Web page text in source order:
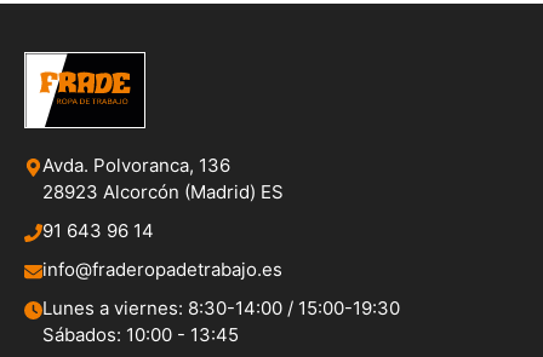
Avda. Polvoranca, 136
28923 Alcorcón (Madrid) ES
91 643 96 14
info@fraderopadetrabajo.es
Lunes a viernes: 8:30-14:00 / 15:00-19:30
Sábados: 10:00 - 13:45